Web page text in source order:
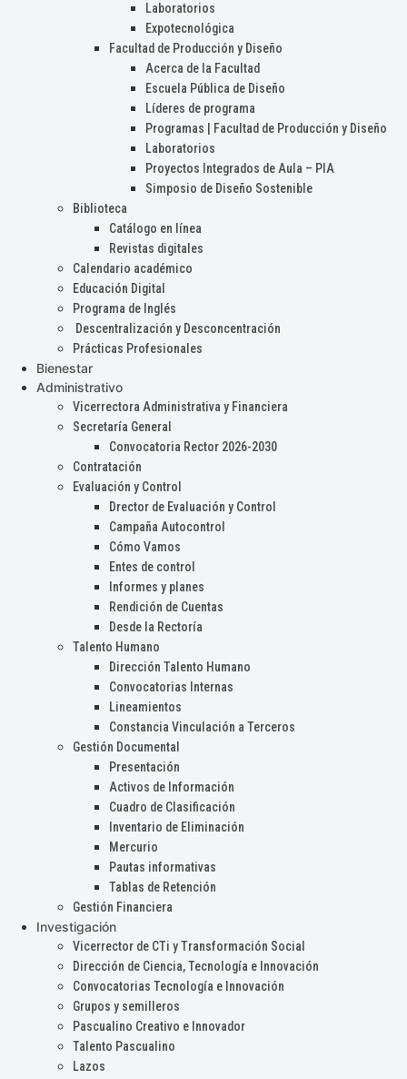
Laboratorios
Expotecnológica
Facultad de Producción y Diseño
Acerca de la Facultad
Escuela Pública de Diseño
Líderes de programa
Programas | Facultad de Producción y Diseño
Laboratorios
Proyectos Integrados de Aula – PIA
Simposio de Diseño Sostenible
Biblioteca
Catálogo en línea
Revistas digitales
Calendario académico
Educación Digital
Programa de Inglés
Descentralización y Desconcentración
Prácticas Profesionales
Bienestar
Administrativo
Vicerrectora Administrativa y Financiera
Secretaría General
Convocatoria Rector 2026-2030
Contratación
Evaluación y Control
Drector de Evaluación y Control
Campaña Autocontrol
Cómo Vamos
Entes de control
Informes y planes
Rendición de Cuentas
Desde la Rectoría
Talento Humano
Dirección Talento Humano
Convocatorias Internas
Lineamientos
Constancia Vinculación a Terceros
Gestión Documental
Presentación
Activos de Información
Cuadro de Clasificación
Inventario de Eliminación
Mercurio
Pautas informativas
Tablas de Retención
Gestión Financiera
Investigación
Vicerrector de CTi y Transformación Social
Dirección de Ciencia, Tecnología e Innovación
Convocatorias Tecnología e Innovación
Grupos y semilleros
Pascualino Creativo e Innovador
Talento Pascualino
Lazos